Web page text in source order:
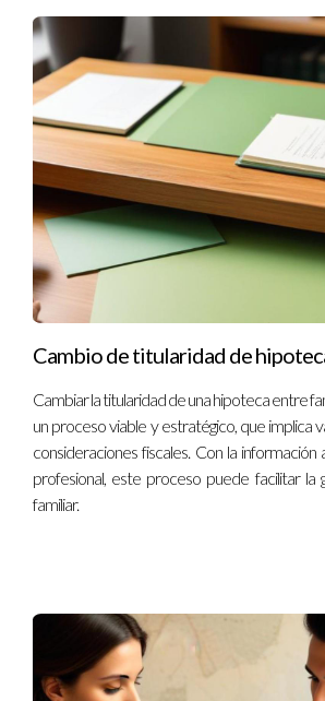
Cambio de titularidad de
Cambiar la titularidad de una hipoteca entre
un proceso viable y estratégico, que implica
consideraciones fiscales. Con la
profesional, este proceso puede facilitar la
familiar.